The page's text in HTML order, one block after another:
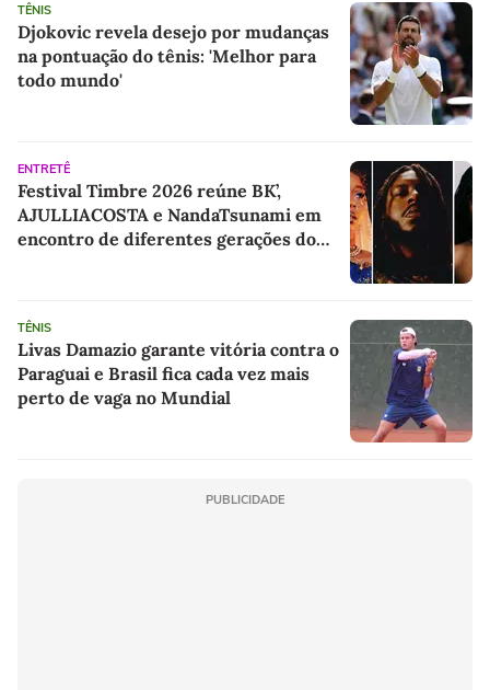
TÊNIS
Djokovic revela desejo por mudanças
na pontuação do tênis: 'Melhor para
todo mundo'
ENTRETÊ
Festival Timbre 2026 reúne BK’,
AJULLIACOSTA e NandaTsunami em
encontro de diferentes gerações do
TÊNIS
Livas Damazio garante vitória contra o
Paraguai e Brasil fica cada vez mais
perto de vaga no Mundial
PUBLICIDADE